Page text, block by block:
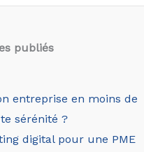
publiés
entreprise en moins de
sérénité ?
digital pour une PME